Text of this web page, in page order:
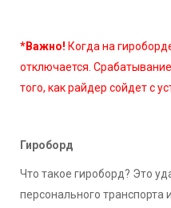
*Важно! Когда на
отключается.
того, как райдер сойдет с
Гироборд
Что такое гироборд? Это
персонального